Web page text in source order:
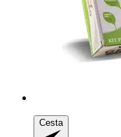
Cesta